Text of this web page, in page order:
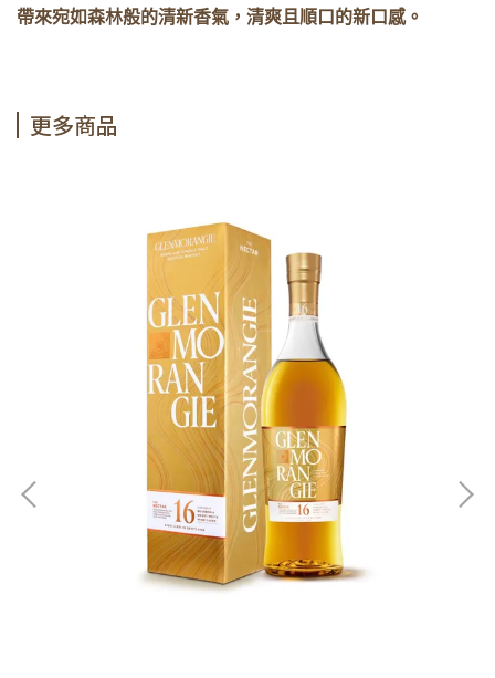
帶來宛如森林般的清新香氣，清爽且順口的新口感。
更多商品